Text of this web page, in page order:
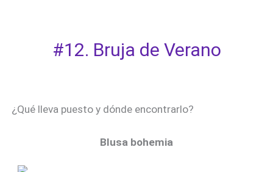
#12. Bruja de Verano
¿Qué lleva puesto y dónde encontrarlo?
Blusa bohemia